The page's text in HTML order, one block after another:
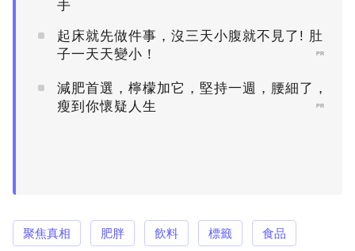
手
起床就先做件事，沒三天小腹就不見了! 肚
子一天天變小！
PR
減肥首選，檸檬加它，堅持一週，腰細了，
瘦到你懷疑人生
PR
聚焦真相 肥胖 飲料 標籤 食品